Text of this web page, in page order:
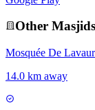
Other Masjid
Mosquée De Lavaur
14.0 km away